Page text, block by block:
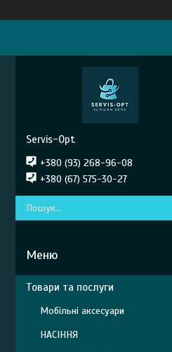
Servis-Opt
+380 (93) 268-96-08
+380 (67) 575-30-27
Товари та послуги
Мобільні аксесуари
НАСІННЯ